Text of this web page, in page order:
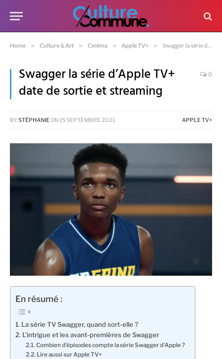
Home » Culture & Art » Cinéma » Apple TV+ » Swagger la série d’Apple TV+ date de sortie et streaming
Swagger la série d’Apple TV+
date de sortie et streaming
0
BYSTÉPHANIEON 15 SEPTEMBRE 2021 APPLE TV+
En résumé :
La série TV Swagger, quand sort-elle ?
L’intrigue et les avant-premières de Swagger
Combien d’épisodes compte la série Swagger d’Apple ?
Lire aussi sur Apple TV+